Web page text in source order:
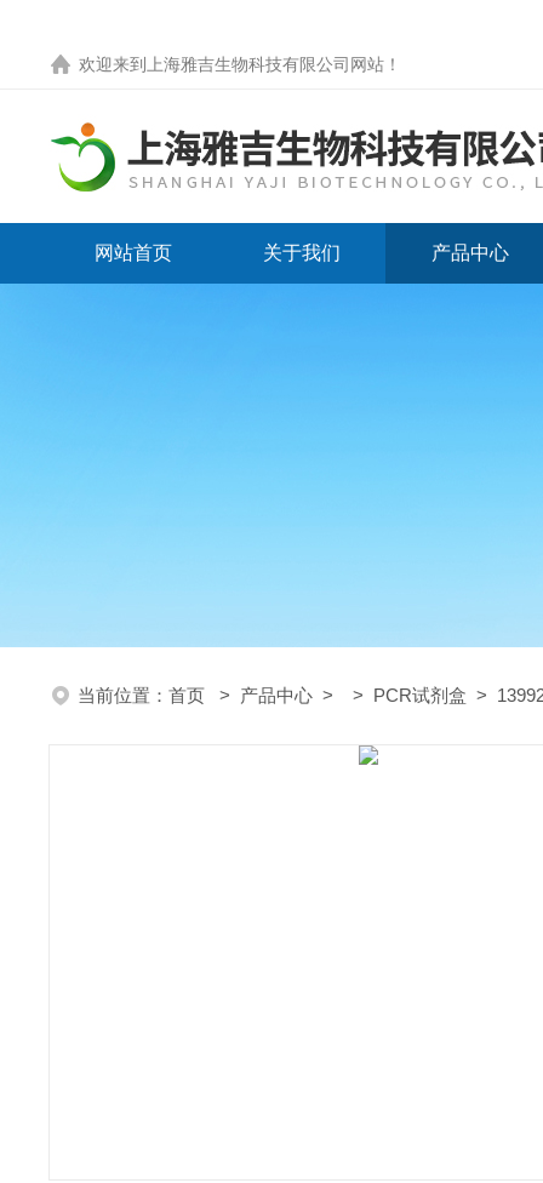
欢迎来到 上海雅吉生物科技有限公司网站 ！
网站首页 关于我们 产品中心
当前位置： 首页 > 产品中心 > > PCR试剂盒 >